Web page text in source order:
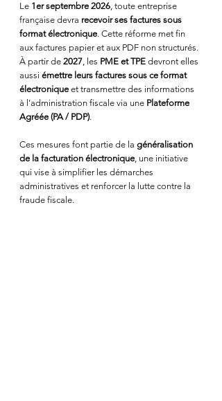
Le 1er septembre 2026, toute entreprise
française devra recevoir ses factures sous
format électronique. Cette réforme met fin
aux factures papier et aux PDF non structurés.
À partir de 2027, les PME et TPE devront elles
aussi émettre leurs factures sous ce format
électronique et transmettre des informations
à l’administration fiscale via une Plateforme
Agréée (PA / PDP).
Ces mesures font partie de la généralisation
de la facturation électronique, une initiative
qui vise à simplifier les démarches
administratives et renforcer la lutte contre la
fraude fiscale.